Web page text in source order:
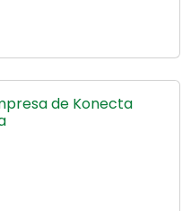
de Konecta